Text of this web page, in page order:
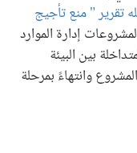
تقرير " منع تأجيج
إدارة الموارد
بين البيئة
وانتهاءً بمرحلة